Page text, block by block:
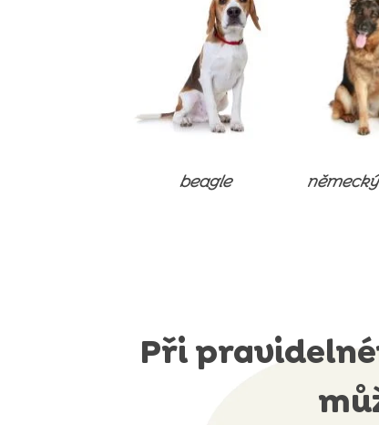
beagle
Při